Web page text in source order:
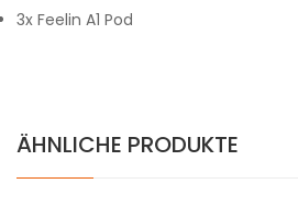
3x Feelin A1 Pod
ÄHNLICHE PRODUKTE